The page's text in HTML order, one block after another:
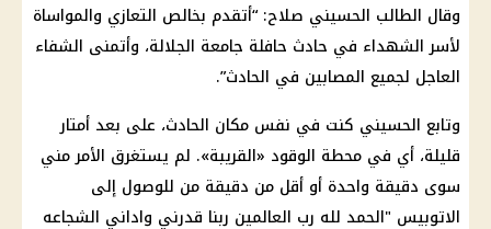
وقال الطالب الحسيني صلاح: “أتقدم بخالص التعازي والمواساة
لأسر الشهداء في حادث حافلة جامعة الجلالة، وأتمنى الشفاء
العاجل لجميع المصابين في الحادث”.
وتابع الحسيني كنت في نفس مكان الحادث، على بعد أمتار
قليلة، أي في محطة الوقود «القريبة». لم يستغرق الأمر مني
سوى دقيقة واحدة أو أقل من دقيقة من للوصول إلى
الاتوبيس "الحمد لله رب العالمين ربنا قدرني واداني الشجاعه